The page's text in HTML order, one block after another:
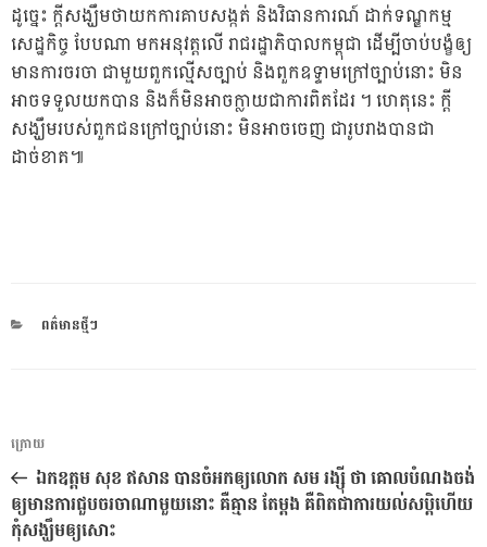
ដូច្នេះ ក្តីសង្ឃឹមថាយកការគាបសង្កត់ និងវិធានការណ៍ ដាក់ទណ្ឌកម្ម
សេដ្ឋកិច្ច បែបណា មកអនុវត្តលើ រាជរដ្ឋាភិបាលកម្ពុជា ដើម្បីចាប់បង្ខំឲ្យ
មានការចរចា ជាមួយពួកល្មើសច្បាប់ និងពួកឧទ្ទាមក្រៅច្បាប់នោះ មិន
អាចទទួលយកបាន និងក៏មិនអាចក្លាយជាការពិតដែរ ។ ហេតុនេះ ក្តី
សង្ឃឹមរបស់ពួកជនក្រៅច្បាប់នោះ មិនអាចចេញ ជារូបរាងបានជា
ដាច់ខាត៕
CATEGORIES
ពត៌មានថ្មីៗ
ការ​
នាំទិស​
ប្រកាស
អត្ថបទ
មុន
ក្រោយ
ឯកឧត្តម សុខ ឥសាន បានចំអកឲ្យលោក សម រង្ស៊ី ថា គោលបំណងចង់
ឲ្យមានការជួបចរចាណាមួយនោះ គឺគ្មាន តែម្តង គឺពិតជាការយល់សប្តិហើយ
កុំសង្ឃឹមឲ្យសោះ